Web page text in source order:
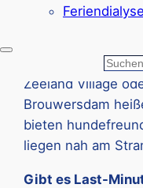
Feriendialyse
Suchen
Welche
Die Ferienparks
Zeeland Village
Brouwersdam
bieten
liegen nah am
Gibt es Last-